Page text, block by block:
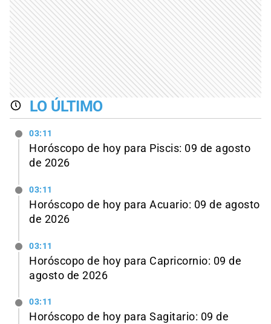
LO ÚLTIMO
03:11
Horóscopo de hoy para Piscis: 09 de agosto
de 2026
03:11
Horóscopo de hoy para Acuario: 09 de agosto
de 2026
03:11
Horóscopo de hoy para Capricornio: 09 de
agosto de 2026
03:11
Horóscopo de hoy para Sagitario: 09 de